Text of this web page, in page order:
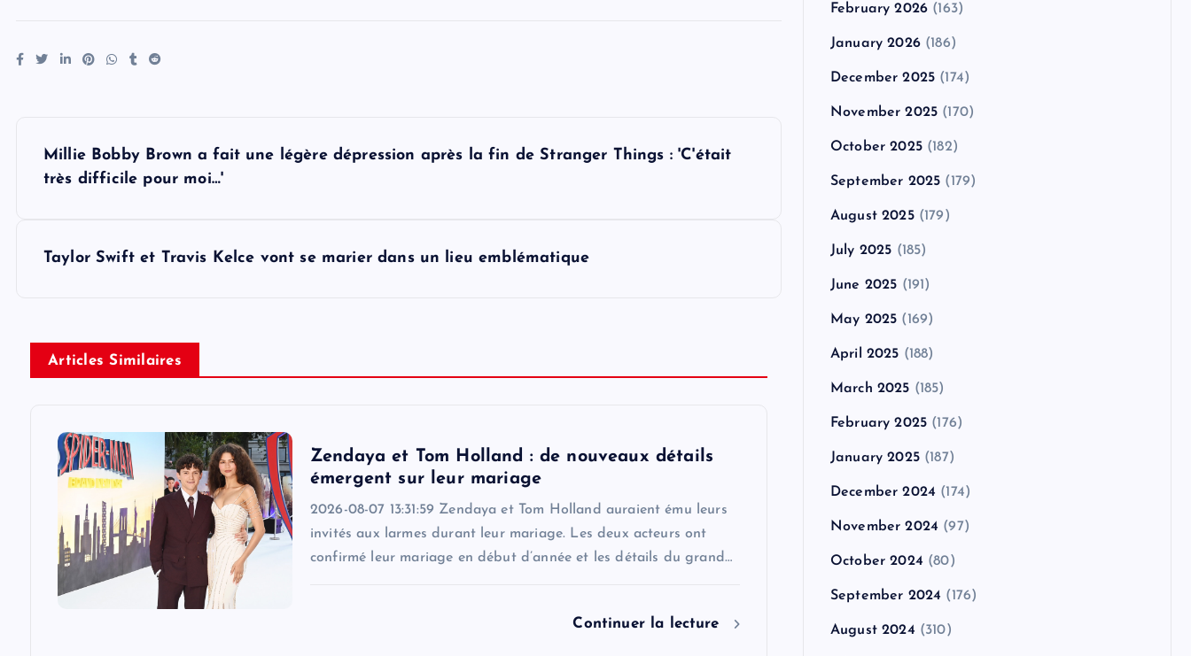
n
a
Millie Bobby Brown a fait une légère dépression après la fin de Stranger Things : 'C'était
très difficile pour moi…'
Taylor Swift et Travis Kelce vont se marier dans un lieu emblématique
Articles Similaires
Zendaya et Tom Holland : de nouveaux détails
émergent sur leur mariage
2026-08-07 13:31:59 Zendaya et Tom Holland auraient ému leurs
invités aux larmes durant leur mariage. Les deux acteurs ont
confirmé leur mariage en début d’année et les détails du grand…
Continuer la lecture
February 2026 (163)
January 2026(186)
December 2025 (174)
November 2025 (170)
October 2025(182)
September 2025 (179)
August 2025(179)
July 2025 (185)
June 2025 (191)
May 2025 (169)
April 2025 (188)
March 2025 (185)
February 2025 (176)
January 2025(187)
December 2024 (174)
November 2024 (97)
October 2024 (80)
September 2024 (176)
August 2024 (310)